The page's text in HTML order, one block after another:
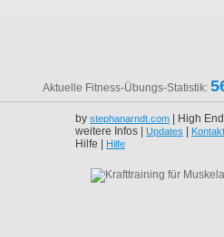
Aktuelle Fitness-Übungs-Statistik:
by stephanarndt.com | High
weitere Infos | Updates Kontakt
Hilfe | Hilfe